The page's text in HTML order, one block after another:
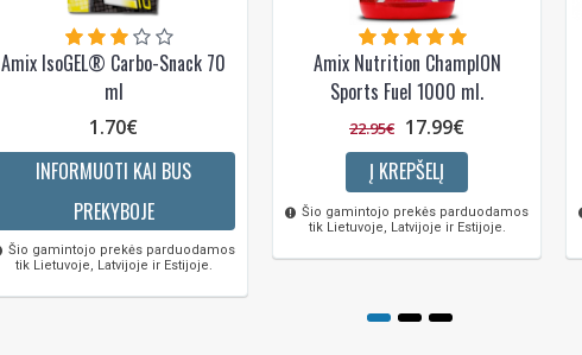
Amix IsoGEL® Carbo-Snack 70
ml
1.70€
INFORMUOTI KAI BUS
PREKYBOJE
Šio gamintojo prekės parduodamos
tik Lietuvoje, Latvijoje ir Estijoje.
Amix Nutrition ChampION
Sports Fuel 1000 ml.
22.95€ 17.99€
Į KREPŠELĮ
Šio gamintojo prekės parduodamos
tik Lietuvoje, Latvijoje ir Estijoje.